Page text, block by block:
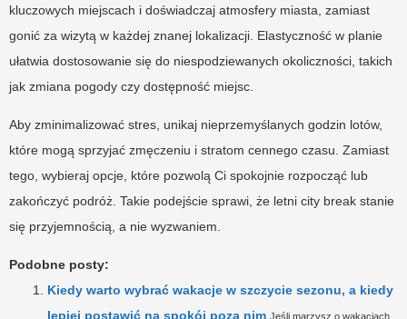
kluczowych miejscach i doświadczaj atmosfery miasta, zamiast
gonić za wizytą w każdej znanej lokalizacji. Elastyczność w planie
ułatwia dostosowanie się do niespodziewanych okoliczności, takich
jak zmiana pogody czy dostępność miejsc.
Aby zminimalizować stres, unikaj nieprzemyślanych godzin lotów,
które mogą sprzyjać zmęczeniu i stratom cennego czasu. Zamiast
tego, wybieraj opcje, które pozwolą Ci spokojnie rozpocząć lub
zakończyć podróż. Takie podejście sprawi, że letni city break stanie
się przyjemnością, a nie wyzwaniem.
Podobne posty:
Kiedy warto wybrać wakacje w szczycie sezonu, a kiedy
lepiej postawić na spokój poza nim Jeśli marzysz o wakacjach